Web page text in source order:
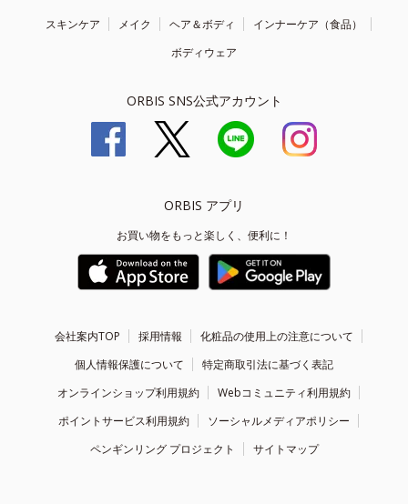
スキンケア メイク ヘア＆ボディ
インナーケア（食品）
ボディウェア
ORBIS SNS公式アカウント
ORBIS アプリ
お買い物をもっと楽しく、便利に！
会社案内TOP 採用情報
化粧品の使用上の注意について
個人情報保護について
特定商取引法に基づく表記
オンラインショップ利用規約
Webコミュニティ利用規約
ポイントサービス利用規約
ソーシャルメディアポリシー
ペンギンリング プロジェクト
サイトマップ